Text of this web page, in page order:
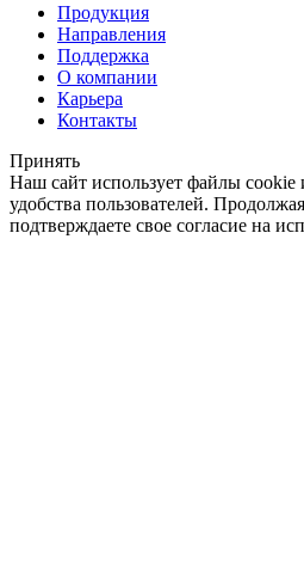
Продукция
Направления
Поддержка
О компании
Карьера
Контакты
Принять
Наш сайт использует файлы cookie
удобства пользователей.
подтверждаете свое согласие на